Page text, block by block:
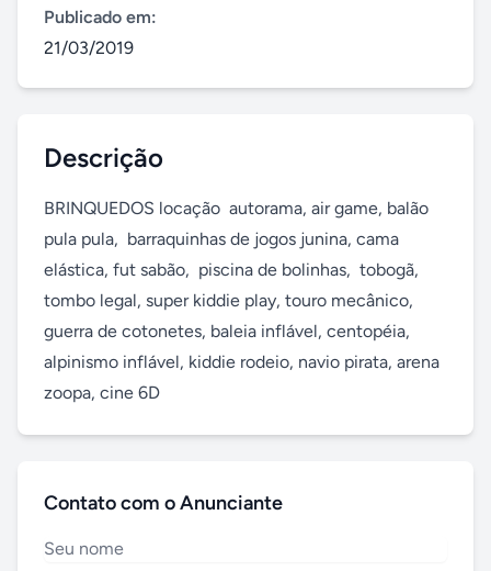
Publicado em:
21/03/2019
Descrição
BRINQUEDOS locação  autorama, air game, balão
pula pula,  barraquinhas de jogos junina, cama
elástica, fut sabão,  piscina de bolinhas,  tobogã,
tombo legal, super kiddie play, touro mecânico,
guerra de cotonetes, baleia inflável, centopéia,
alpinismo inflável, kiddie rodeio, navio pirata, arena
zoopa, cine 6D
Contato com o Anunciante